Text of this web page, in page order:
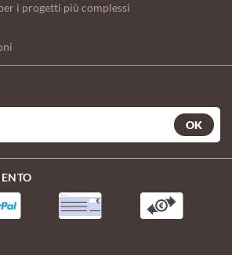
i progetti più complessi
OK